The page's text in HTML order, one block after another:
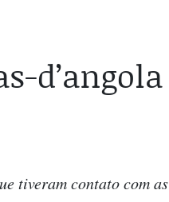
d’angola
tiveram contato com as